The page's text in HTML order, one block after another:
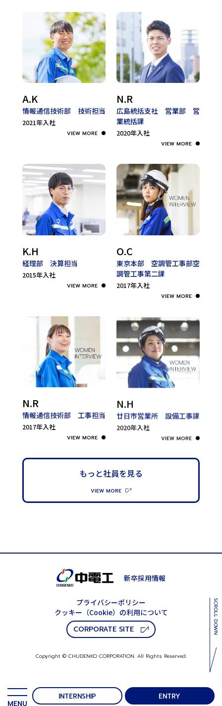
ENTRY
INTERNSHIP
A.K
情報通信技術部 技術担当
2021年入社
N.R
広島統括支社 営業部 営
業統括課
2020年入社
K.H
経理部 決算担当
2015年入社
O.C
東京本部 空調管工事部空
調管工事第二課
2017年入社
N.R
情報通信技術部 工事担当
2017年入社
N.H
廿日市営業所 設備工事課
2020年入社
もっと社員を見る
新卒採用情報
プライバシーポリシー
クッキー（Cookie）の利⽤について
CORPORATE SITE
Copyright © CHUDENKO CORPORATION. All Rights Reserved.